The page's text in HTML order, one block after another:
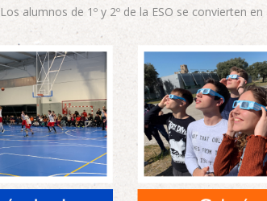
Los alumnos de 1º y 2º de la ESO se convierten